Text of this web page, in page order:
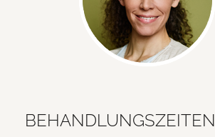
BEHANDLUNGSZEITEN